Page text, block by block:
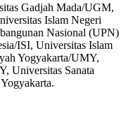
Gadjah Mada/UGM,
Islam Negeri
Nasional (UPN)
ISI, Universitas Islam
Yogyakarta/UMY,
Universitas Sanata